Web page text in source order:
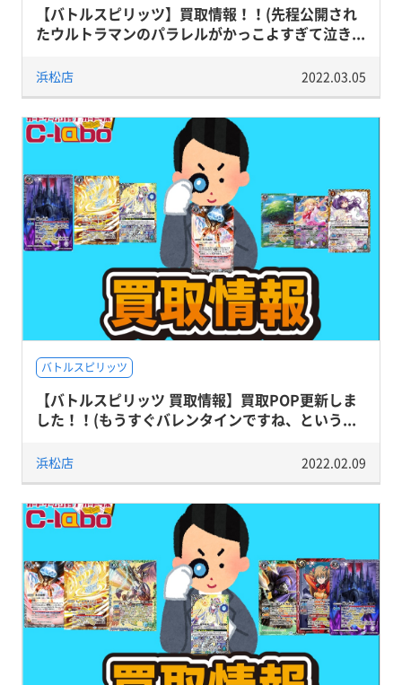
【バトルスピリッツ】買取情報！！(先程公開され
たウルトラマンのパラレルがかっこよすぎて泣き...
浜松店 2022.03.05
バトルスピリッツ
【バトルスピリッツ 買取情報】買取POP更新しま
した！！(もうすぐバレンタインですね、という...
浜松店 2022.02.09